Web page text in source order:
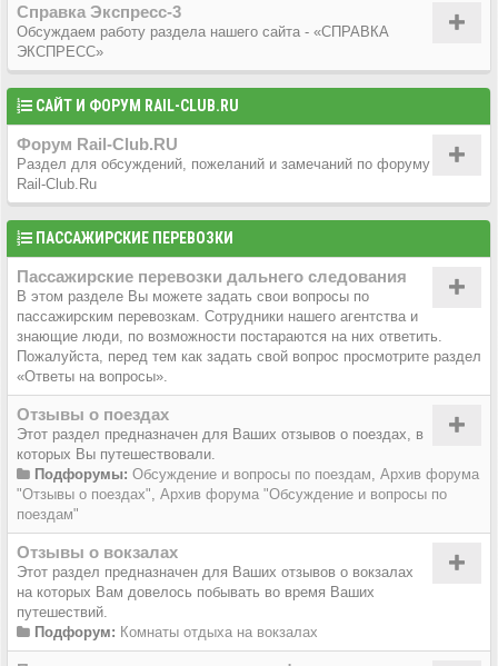
Справка Экспресс-3
Обсуждаем работу раздела нашего сайта - «СПРАВКА
ЭКСПРЕСС»
САЙТ И ФОРУМ RAIL-CLUB.RU
Форум Rail-Club.RU
Раздел для обсуждений, пожеланий и замечаний по форуму
Rail-Club.Ru
ПАССАЖИРСКИЕ ПЕРЕВОЗКИ
Пассажирские перевозки дальнего следования
В этом разделе Вы можете задать свои вопросы по
пассажирским перевозкам. Сотрудники нашего агентства и
знающие люди, по возможности постараются на них ответить.
Пожалуйста, перед тем как задать свой вопрос просмотрите раздел
«Ответы на вопросы».
Отзывы о поездах
Этот раздел предназначен для Ваших отзывов о поездах, в
которых Вы путешествовали.
Подфорумы: Обсуждение и вопросы по поездам Архив форума
"Отзывы о поездах" Архив форума "Обсуждение и вопросы по
поездам"
Отзывы о вокзалах
Этот раздел предназначен для Ваших отзывов о вокзалах
на которых Вам довелось побывать во время Ваших
путешествий.
Подфорум: Комнаты отдыха на вокзалах